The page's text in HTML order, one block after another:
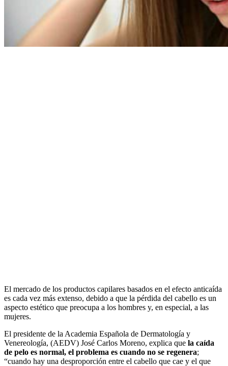
El mercado de los productos capilares basados en el efecto anticaída
es cada vez más extenso, debido a que la pérdida del cabello es un
aspecto estético que preocupa a los hombres y, en especial, a las
mujeres.
El presidente de la Academia Española de Dermatología y
Venereología, (AEDV) José Carlos Moreno, explica que la caída
de pelo es normal, el problema es cuando no se regenera;
“cuando hay una desproporción entre el cabello que cae y el que